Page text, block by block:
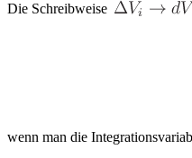
Die Schreibweise
wenn man die